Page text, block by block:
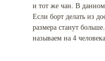
и тот же чан. В
Если борт делать из
размера станут
называем на 4